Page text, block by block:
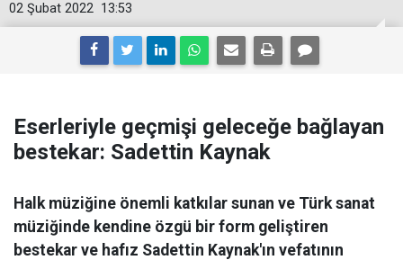
13:53
02 Şubat 2022
Eserleriyle geçmişi geleceğe bağlayan
bestekar: Sadettin Kaynak
Halk müziğine önemli katkılar sunan ve Türk sanat
müziğinde kendine özgü bir form geliştiren
bestekar ve hafız Sadettin Kaynak'ın vefatının